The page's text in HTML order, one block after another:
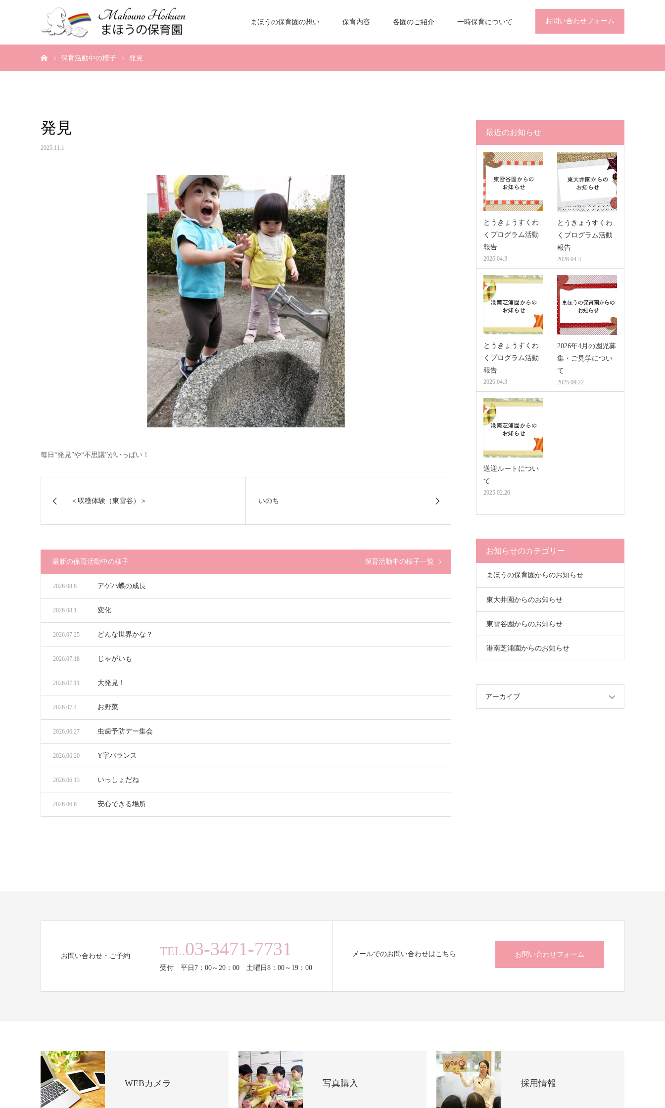
お問い合わせフォーム
まほうの保育園の想い 保育内容 各園のご紹介 一時保育について
保育活動中の様子 発見
発見
2025.11.1
毎日“発見”や“不思議”がいっぱい！
＜収穫体験（東雪谷）＞ いのち
最新の保育活動中の様子 保育活動中の様子一覧
アゲハ蝶の成長
2026.08.8
変化
2026.08.1
どんな世界かな？
2026.07.25
じゃがいも
2026.07.18
大発見！
2026.07.11
お野菜
2026.07.4
虫歯予防デー集会
2026.06.27
Y字バランス
2026.06.20
いっしょだね
2026.06.13
安心できる場所
2026.06.6
最近のお知らせ
とうきょうすくわ
くプログラム活動
報告
2026.04.3
とうきょうすくわ
くプログラム活動
報告
2026.04.3
とうきょうすくわ
くプログラム活動
報告
2026.04.3
2026年4月の園児募
集・ご見学につい
て
2025.09.22
送迎ルートについ
て
2025.02.20
お知らせのカテゴリー
まほうの保育園からのお知らせ
東大井園からのお知らせ
東雪谷園からのお知らせ
港南芝浦園からのお知らせ
アーカイブ
お問い合わせ・ご予約 TEL.03-3471-7731
受付 平日7：00～20：00 土曜日8：00～19：00
メールでのお問い合わせはこちら お問い合わせフォーム
WEBカメラ 写真購入 採用情報